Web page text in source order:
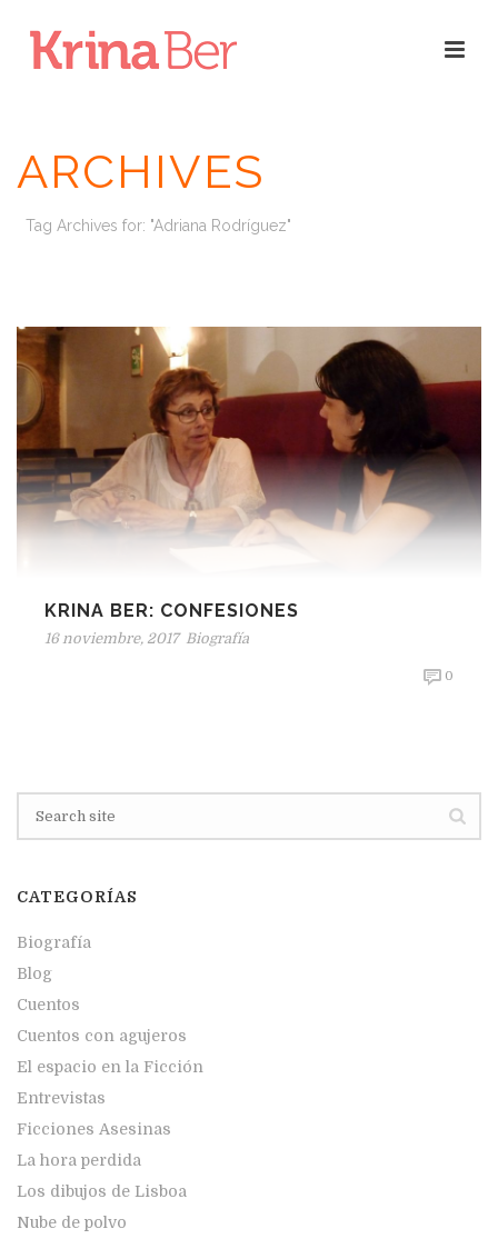
ARCHIVES
Tag Archives for: "Adriana Rodríguez"
KRINA BER: CONFESIONES
16 noviembre, 2017 Biografía
0
CATEGORÍAS
Biografía
Blog
Cuentos
Cuentos con agujeros
El espacio en la Ficción
Entrevistas
Ficciones Asesinas
La hora perdida
Los dibujos de Lisboa
Nube de polvo